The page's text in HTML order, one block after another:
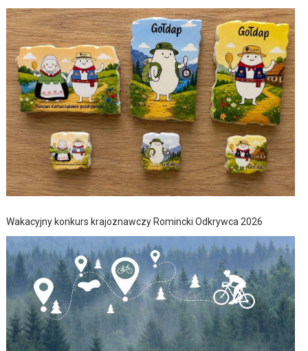
Wakacyjny konkurs krajoznawczy Romincki Odkrywca 2026